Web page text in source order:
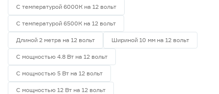
С температурой 6000К на 12 вольт
С температурой 6500К на 12 вольт
Длиной 2 метра на 12 вольт Шириной 10 мм на 12 вольт
С мощностью 4.8 Вт на 12 вольт
С мощностью 5 Вт на 12 вольт
С мощностью 12 Вт на 12 вольт